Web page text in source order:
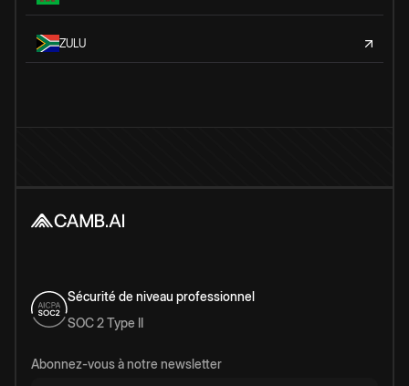
ZULU
Sécurité de niveau professionnel
SOC 2 Type II
Abonnez-vous à notre newsletter